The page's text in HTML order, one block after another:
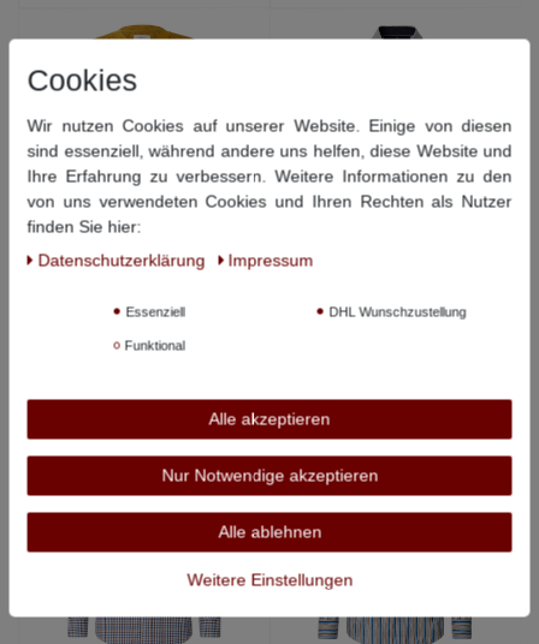
Strickpullover mit Struktur
extra lang - senfgelb
Extra langes Freizeithemd
mit Minimal-Print - Casual Fit
Cookies
Wir nutzen Cookies auf unserer Website. Einige von diesen
sind essenziell, während andere uns helfen, diese Website und
Ihre Erfahrung zu verbessern. Weitere Informationen zu den
von uns verwendeten Cookies und Ihren Rechten als Nutzer
finden Sie hier:
Daten­schutz­erklärung
Impressum
Essenziell DHL Wunschzustellung
Funktional
Alle akzeptieren
Nur Notwendige akzeptieren
Alle ablehnen
Weitere Einstellungen